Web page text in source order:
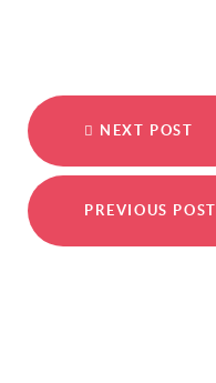
NEXT POST
PREVIOUS POST